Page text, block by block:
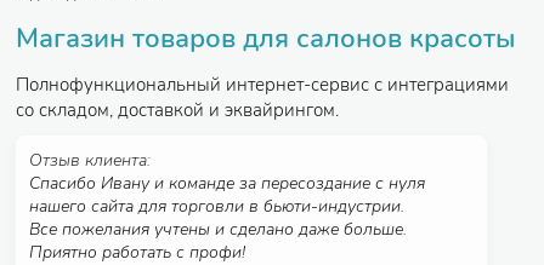
Магазин товаров для салонов красоты
Полнофункциональный интернет-сервис с интеграциями
со складом, доставкой и эквайрингом.
Отзыв клиента:
Спасибо Ивану и команде за пересоздание с нуля
нашего сайта для торговли в бьюти-индустрии.
Все пожелания учтены и сделано даже больше.
Приятно работать с профи!